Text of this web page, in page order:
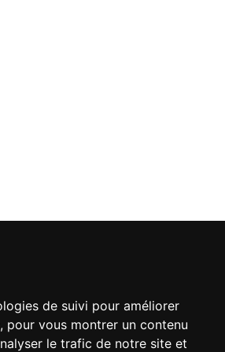
de suivi pour améliorer
vous montrer un contenu
le trafic de notre site et